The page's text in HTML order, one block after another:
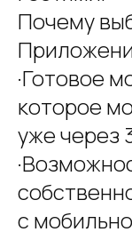
Почему
·Готовое
которое
уже через
с